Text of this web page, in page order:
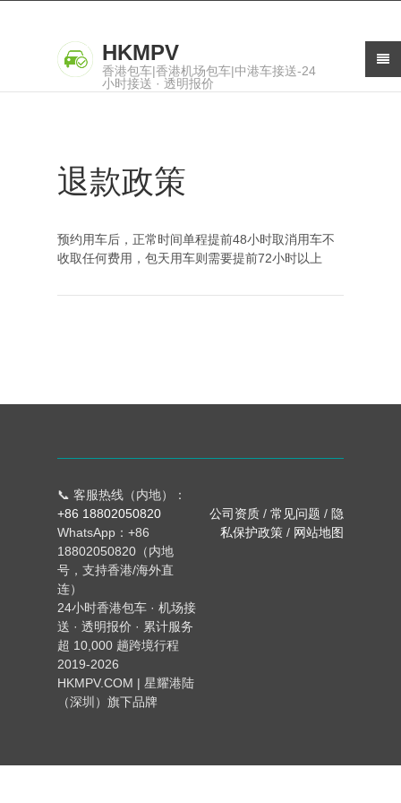
HKMPV
香港包车|香港机场包车|中港车接送-24
小时接送 · 透明报价
退款政策
预约用车后，正常时间单程提前48小时取消用车不
收取任何费用，包天用车则需要提前72小时以上
📞 客服热线（内地）：
+86 18802050820
WhatsApp：+86
18802050820（内地
号，支持香港/海外直
连）
24小时香港包车 · 机场接
送 · 透明报价 · 累计服务
超 10,000 趟跨境行程
2019-2026
HKMPV.COM | 星耀港陆
（深圳）旗下品牌
公司资质 / 常见问题 / 隐
私保护政策 / 网站地图